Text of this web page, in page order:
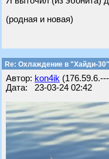
(родная и новая)
Re: Охлаждение в "Хайди-
Автор: kon4ik
Дата: 23-03-24 02:42